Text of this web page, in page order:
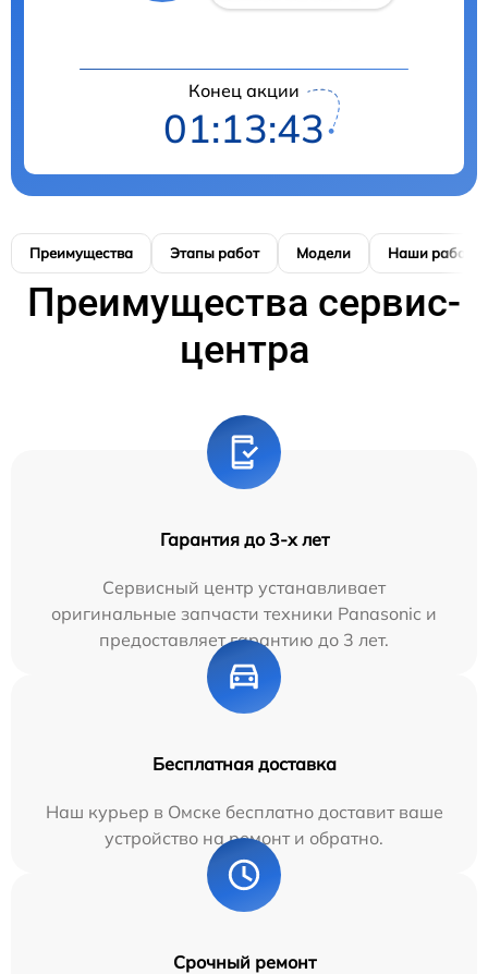
Конец акции
01:13:42
Преимущества Этапы работ Модели Наши работы
Преимущества сервис-
центра
Гарантия до 3-х лет
Сервисный центр устанавливает
оригинальные запчасти техники Panasonic и
предоставляет гарантию до 3 лет.
Бесплатная доставка
Наш курьер в Омске бесплатно доставит ваше
устройство на ремонт и обратно.
Срочный ремонт